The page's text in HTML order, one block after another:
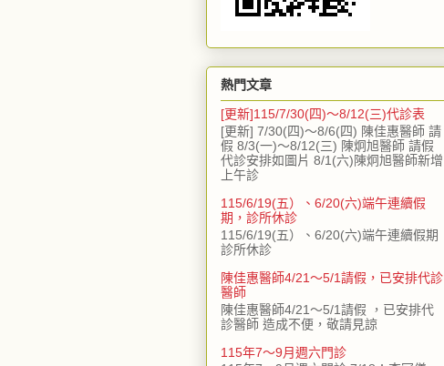
熱門文章
[更新]115/7/30(四)～8/12(三)代診表
[更新] 7/30(四)～8/6(四) 陳佳惠醫師 請
假 8/3(一)～8/12(三) 陳炯旭醫師 請假
代診安排如圖片 8/1(六)陳炯旭醫師新增
上午診
115/6/19(五）、6/20(六)端午連續假
期，診所休診
115/6/19(五）、6/20(六)端午連續假期
診所休診
陳佳惠醫師4/21～5/1請假，已安排代診
醫師
陳佳惠醫師4/21～5/1請假 ，已安排代
診醫師 造成不便，敬請見諒
115年7～9月週六門診